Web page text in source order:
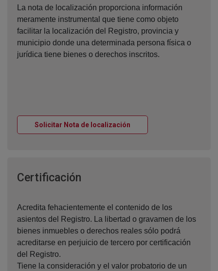
La nota de localización proporciona información
meramente instrumental que tiene como objeto
facilitar la localización del Registro, provincia y
municipio donde una determinada persona física o
jurídica tiene bienes o derechos inscritos.
Solicitar Nota de localización
Certificación
Acredita fehacientemente el contenido de los
asientos del Registro. La libertad o gravamen de los
bienes inmuebles o derechos reales sólo podrá
acreditarse en perjuicio de tercero por certificación
del Registro.
Tiene la consideración y el valor probatorio de un